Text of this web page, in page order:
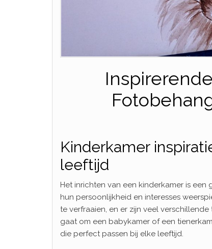
Kinderkamer
leeftijd
Het inrichten van een kinderkamer is
hun persoonlijkheid en interesses
te verfraaien, en er zijn veel
gaat om een babykamer of een
die perfect passen bij elke leeftijd.